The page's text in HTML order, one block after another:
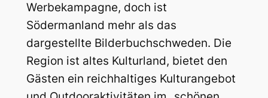
Werbekampagne, doch ist
Södermanland mehr als das
dargestellte Bilderbuchschweden. Die
Region ist altes Kulturland, bietet den
Gästen ein reichhaltiges Kulturangebot